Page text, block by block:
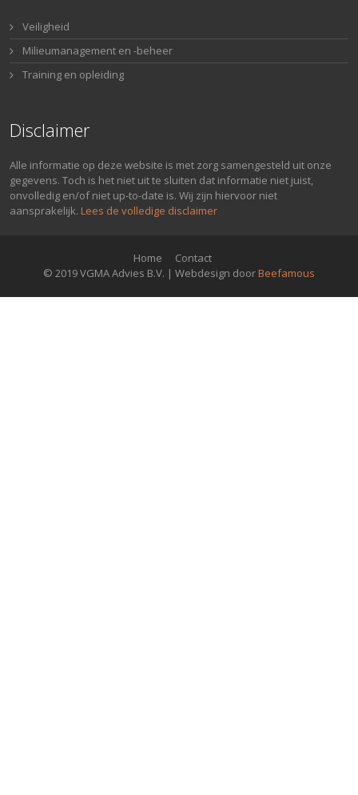
Veiligheid
Milieumanagement en -beheer
Training en opleiding
Disclaimer
Alle informatie op deze website is met zorg samengesteld uit onze
gegevens. Toch is het niet uit te sluiten dat informatie niet juist,
onvolledig en/of niet up-to-date is. Wij zijn hiervoor niet
aansprakelijk. Lees de volledige disclaimer
Home
Contact
© 2019 VGMA Advies B.V. | Webdesign doorBeefamous